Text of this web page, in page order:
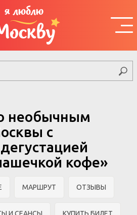
я люблю
необычным
с
кофе»
МАРШРУТ ОТЗЫВЫ